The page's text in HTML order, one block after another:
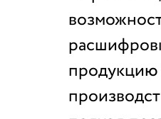
продукцию